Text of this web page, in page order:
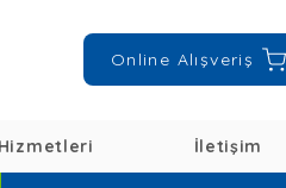
Online Alışveriş
İletişim